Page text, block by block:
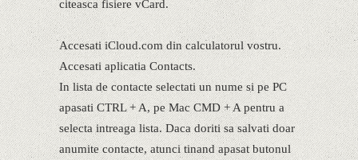
citeasca fisiere vCard.
Accesati iCloud.com din calculatorul vostru.
Accesati aplicatia Contacts.
In lista de contacte selectati un nume si pe PC
apasati CTRL + A, pe Mac CMD + A pentru a
selecta intreaga lista. Daca doriti sa salvati doar
anumite contacte, atunci tinand apasat butonul